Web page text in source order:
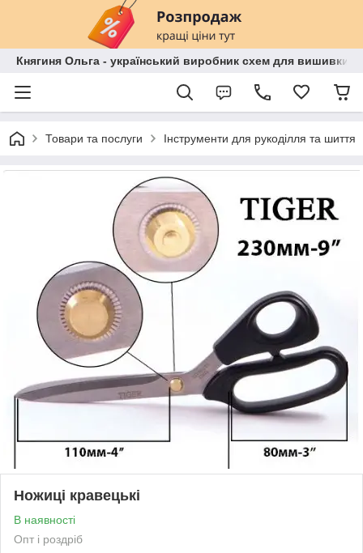
Княгиня Ольга - український виробник схем для вишивки
Товари та послуги Інструменти для рукоділля та шиття
Ножиці кравецькі
В наявності
Опт і роздріб